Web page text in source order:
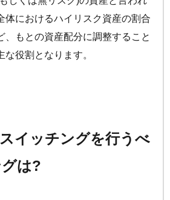
体におけるハイリスク資産の割合
、もとの資産配分に調整すること
役割となります。
イッチングを行うべ
は?